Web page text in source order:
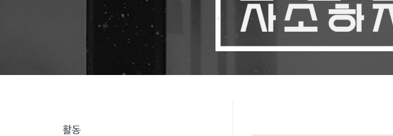
활동